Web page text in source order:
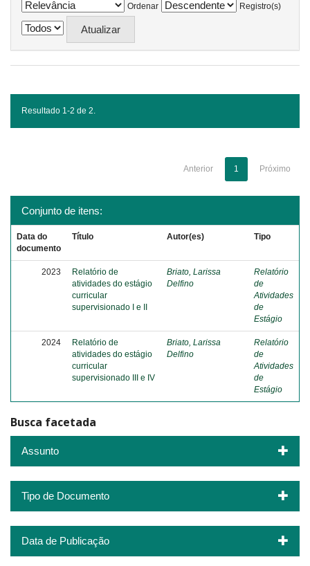
Ordenar
Registro(s)
Resultado 1-2 de 2.
Anterior 1 Próximo
Conjunto de itens:
Data do
documento
Título Autor(es) Tipo
2023
Relatório de
atividades do estágio
curricular
supervisionado I e II
Briato, Larissa
Delfino
Relatório
de
Atividades
de
Estágio
2024
Relatório de
atividades do estágio
curricular
supervisionado III e IV
Briato, Larissa
Delfino
Relatório
de
Atividades
de
Estágio
Busca facetada
Assunto
Tipo de Documento
Data de Publicação